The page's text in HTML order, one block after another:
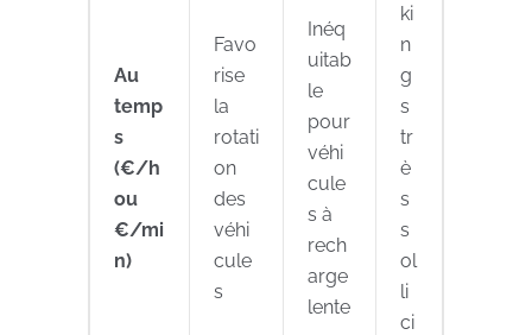
Au
temp
s
(€/h
ou
€/mi
n)
Favo
rise
la
rotati
on
des
véhi
cule
s
Inéq
uitab
le
pour
véhi
cule
s à
rech
arge
lente
ki
n
g
s
tr
è
s
s
ol
li
ci